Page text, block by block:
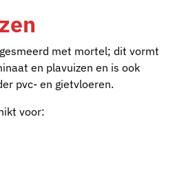
met mortel; dit vormt
en plavuizen en is ook
pvc- en gietvloeren.
voor: